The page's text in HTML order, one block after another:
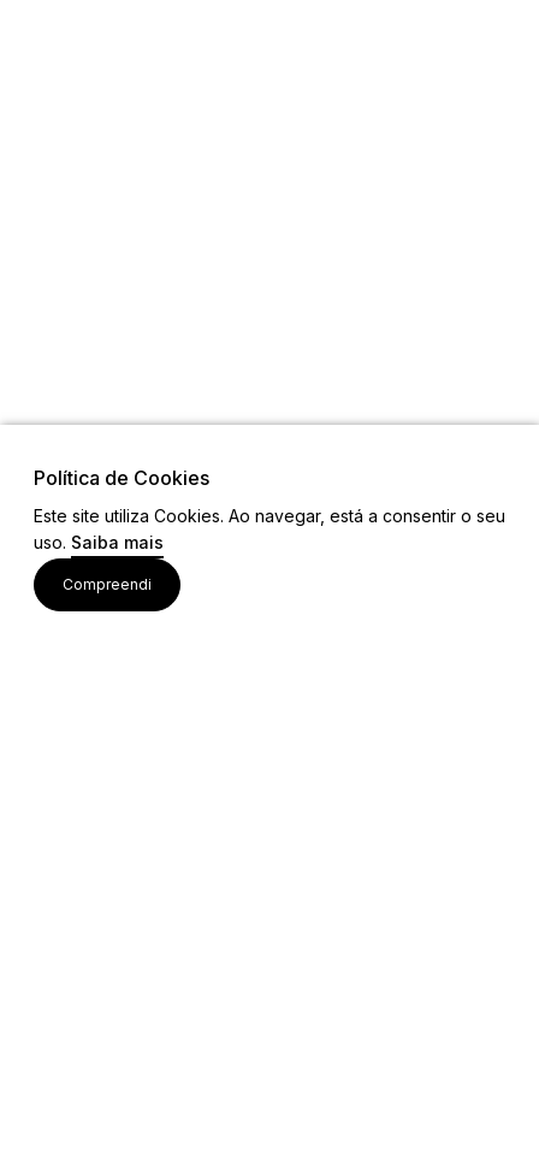
Política de Cookies
Este site utiliza Cookies. Ao navegar, está a consentir o seu
uso. Saiba mais
Compreendi
Links
Ligações Úteis
Contactos